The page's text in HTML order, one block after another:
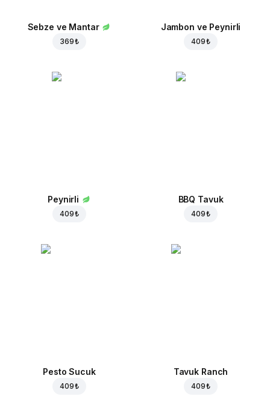
Sebze ve Mantar
369 ₺
Jambon ve Peynirli
409 ₺
Peynirli
409 ₺
BBQ Tavuk
409 ₺
Pesto Sucuk
409 ₺
Tavuk Ranch
409 ₺